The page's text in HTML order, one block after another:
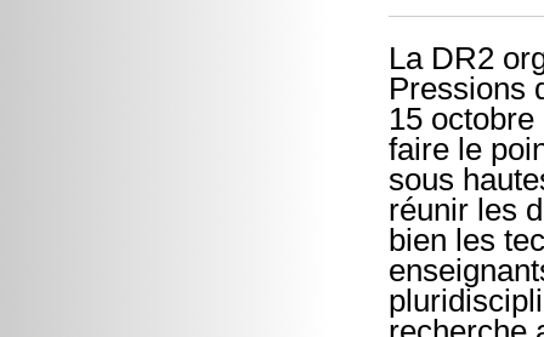
La DR2
Pressions
15
faire le
sous
réunir les
bien les